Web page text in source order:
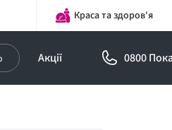
Краса та здоров'я
Акції 0800